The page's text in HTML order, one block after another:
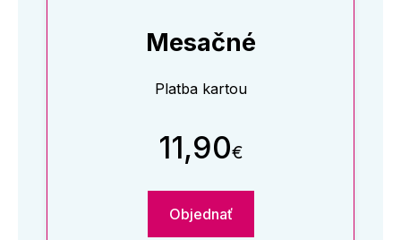
Mesačné
Platba kartou
11,90€
Objednať